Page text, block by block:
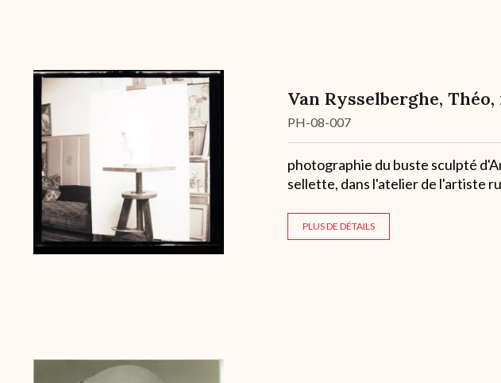
Van Rysselberghe, Théo,
Cote
PH-08-007
Description
photographie du buste sculpté
sellette, dans l'atelier de l'artiste
PLUS DE DÉTAILS